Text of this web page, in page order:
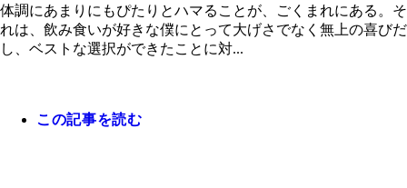
体調にあまりにもぴたりとハマることが、ごくまれにある。そ
れは、飲み食いが好きな僕にとって大げさでなく無上の喜びだ
し、ベストな選択ができたことに対...
この記事を読む